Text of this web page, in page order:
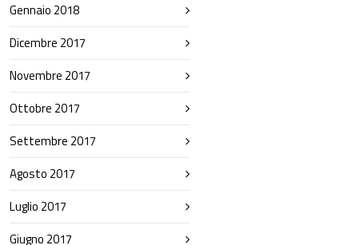
Gennaio 2018
Dicembre 2017
Novembre 2017
Ottobre 2017
Settembre 2017
Agosto 2017
Luglio 2017
Giugno 2017